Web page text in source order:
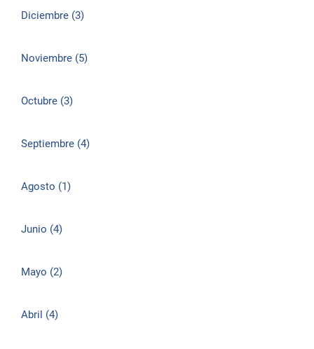
Diciembre (3)
Noviembre (5)
Octubre (3)
Septiembre (4)
Agosto (1)
Junio (4)
Mayo (2)
Abril (4)